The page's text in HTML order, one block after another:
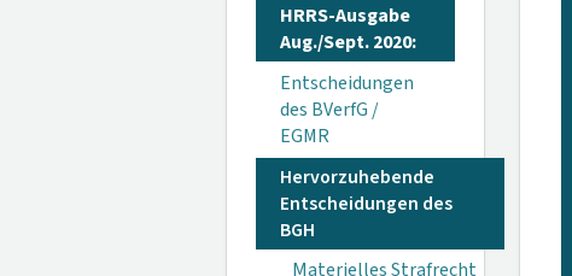
HRRS-Ausgabe
Aug./Sept. 2020:
Entscheidungen
des BVerfG /
EGMR
Hervorzuhebende
Entscheidungen des
BGH
Materielles Strafrecht